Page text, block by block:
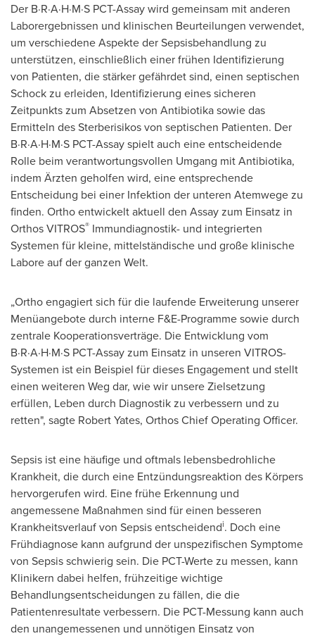
Der B·R·A·H·M·S PCT-Assay wird gemeinsam mit anderen
Laborergebnissen und klinischen Beurteilungen verwendet,
um verschiedene Aspekte der Sepsisbehandlung zu
unterstützen, einschließlich einer frühen Identifizierung
von Patienten, die stärker gefährdet sind, einen septischen
Schock zu erleiden, Identifizierung eines sicheren
Zeitpunkts zum Absetzen von Antibiotika sowie das
Ermitteln des Sterberisikos von septischen Patienten. Der
B·R·A·H·M·S PCT-Assay spielt auch eine entscheidende
Rolle beim verantwortungsvollen Umgang mit Antibiotika,
indem Ärzten geholfen wird, eine entsprechende
Entscheidung bei einer Infektion der unteren Atemwege zu
finden. Ortho entwickelt aktuell den Assay zum Einsatz in
Orthos VITROS® Immundiagnostik- und integrierten
Systemen für kleine, mittelständische und große klinische
Labore auf der ganzen Welt.
„Ortho engagiert sich für die laufende Erweiterung unserer
Menüangebote durch interne F&E-Programme sowie durch
zentrale Kooperationsverträge. Die Entwicklung vom
B·R·A·H·M·S PCT-Assay zum Einsatz in unseren VITROS-
Systemen ist ein Beispiel für dieses Engagement und stellt
einen weiteren Weg dar, wie wir unsere Zielsetzung
erfüllen, Leben durch Diagnostik zu verbessern und zu
retten", sagte Robert Yates, Orthos Chief Operating Officer.
Sepsis ist eine häufige und oftmals lebensbedrohliche
Krankheit, die durch eine Entzündungsreaktion des Körpers
hervorgerufen wird. Eine frühe Erkennung und
angemessene Maßnahmen sind für einen besseren
Krankheitsverlauf von Sepsis entscheidendi. Doch eine
Frühdiagnose kann aufgrund der unspezifischen Symptome
von Sepsis schwierig sein. Die PCT-Werte zu messen, kann
Klinikern dabei helfen, frühzeitige wichtige
Behandlungsentscheidungen zu fällen, die die
Patientenresultate verbessern. Die PCT-Messung kann auch
den unangemessenen und unnötigen Einsatz von